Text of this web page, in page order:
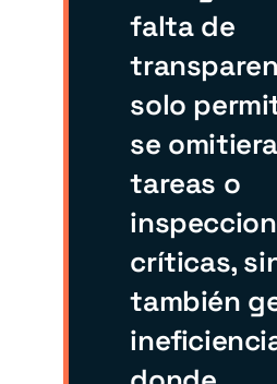
falta de
solo
se
tareas o
críticas,
también